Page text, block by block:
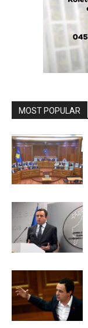
MOST POPULAR